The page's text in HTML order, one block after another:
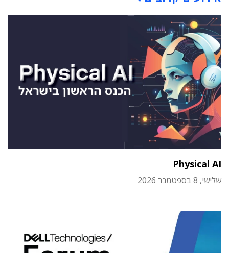
Physical AI
שלישי, 8 בספטמבר 2026